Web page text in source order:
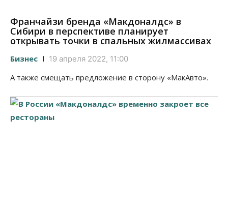
Франчайзи бренда «Макдоналдс» в
Сибири в перспективе планирует
открывать точки в спальных жилмассивах
Бизнес 19 апреля 2022, 11:00
А также смещать предложение в сторону «МакАвто».